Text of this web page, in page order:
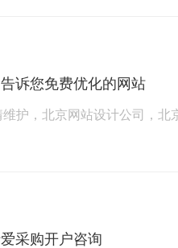
诉您免费优化的网站
护，北京网站设计公司，北
采购开户咨询